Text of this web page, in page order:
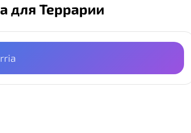
для Террарии